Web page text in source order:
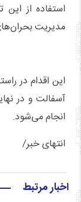
استفاده از این
مدیریت
این اقدام در
آسفالت و در
انجام می‌شود.
انتهای خبر/
اخبار مرتبط